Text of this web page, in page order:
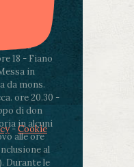
Scuola
in
Liceo
18 - Fiano
in
da mons.
. ore 20.30 -
di don
in alcuni
alle ore
al
Durante le
-Cookie